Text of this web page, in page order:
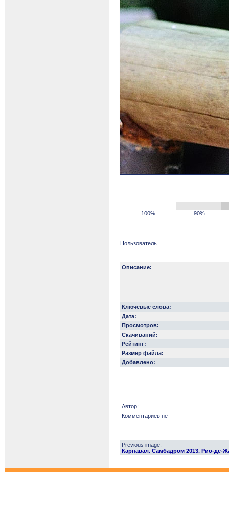
100% 90%
Пользователь
Описание:
Ключевые слова:
Дата:
Просмотров:
Скачиваний:
Рейтинг:
Размер файла:
Добавлено:
Автор:
Комментариев нет
Previous image:
Карнавал. Самбадром 2013. Рио-де-